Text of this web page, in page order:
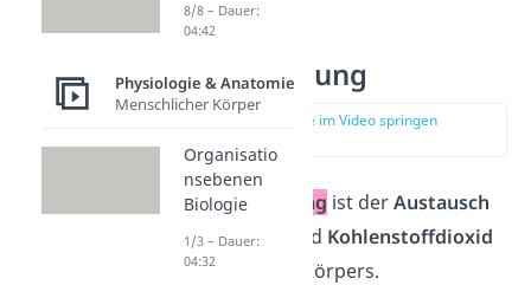
Äußere Atmung
zur Stelle im Video springen
äußere Atmung ist derAustausch
vonSauerstoff und Kohlenstoffdioxid
in der Lunge des Körpers.
8/8 – Dauer:
04:42
Physiologie & Anatomie
Menschlicher Körper
Organisatio
nsebenen
Biologie
1/3 – Dauer:
04:32